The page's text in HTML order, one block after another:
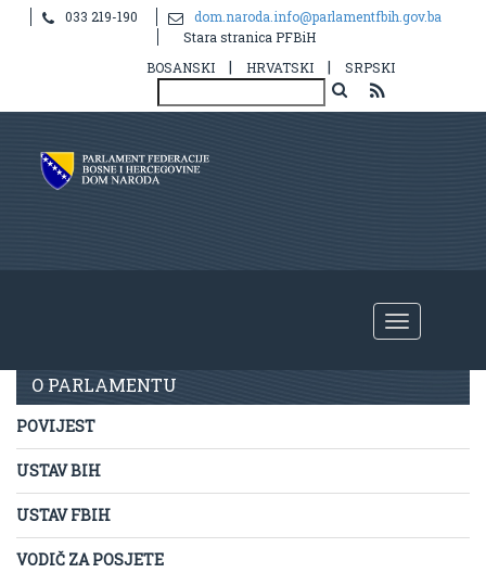
033 219-190
dom.naroda.info@parlamentfbih.gov.ba
Stara stranica PFBiH
BOSANSKI
| HRVATSKI | SRPSKI
O PARLAMENTU
POVIJEST
USTAV BIH
USTAV FBIH
VODIČ ZA POSJETE